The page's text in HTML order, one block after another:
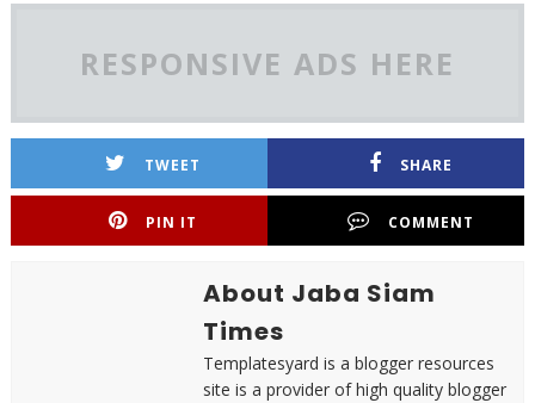
RESPONSIVE ADS HERE
TWEET SHARE
PIN IT COMMENT
About Jaba Siam
Times
Templatesyard is a blogger resources
site is a provider of high quality blogger